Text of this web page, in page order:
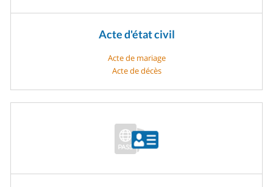
Acte d'état civil
Acte de mariage
Acte de décès